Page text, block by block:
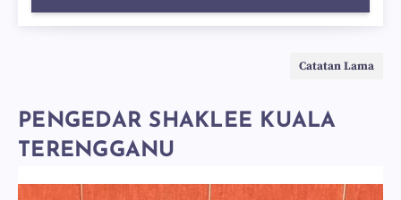
Catatan Lama
PENGEDAR SHAKLEE KUALA
TERENGGANU